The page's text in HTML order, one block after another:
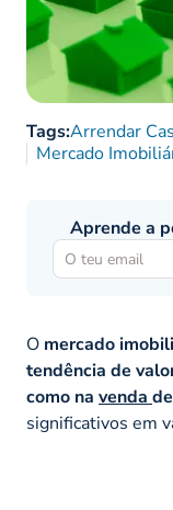
Tags:Arrendar
Mercado
Aprende a
O mercado
tendência de
como na venda
significativos em